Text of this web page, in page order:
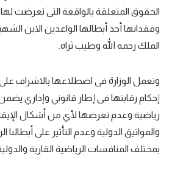
الحقوق المتعلقة بالواقعة التى تعرضت
وفقدانها أحد أبطالها الواعدين الابن
الملك رحمه الله وطيب ثراه.
وتعمل الوزارة فى اضطلاعها بالاشراف على
إحكام رقابتها فى إطار قانوني وإداري
رياضية وعدم تعرضها لأي من أشكال
والمواثيق الدولية وعدم التأثير على
بمختلف المنافسات الرياضية القارية